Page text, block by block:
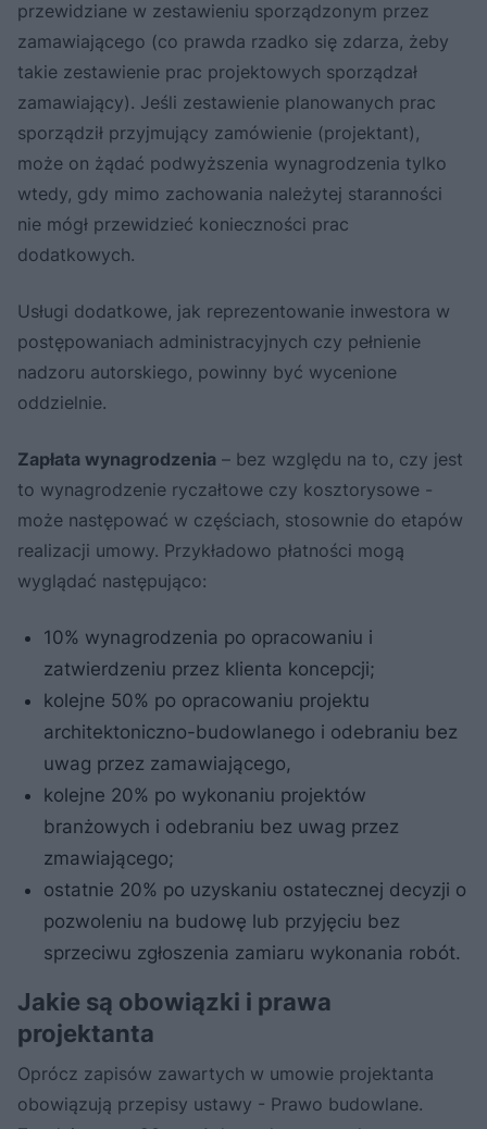
przewidziane w zestawieniu sporządzonym przez
zamawiającego (co prawda rzadko się zdarza, żeby
takie zestawienie prac projektowych sporządzał
zamawiający). Jeśli zestawienie planowanych prac
sporządził przyjmujący zamówienie (projektant),
może on żądać podwyższenia wynagrodzenia tylko
wtedy, gdy mimo zachowania należytej staranności
nie mógł przewidzieć konieczności prac
dodatkowych.
Usługi dodatkowe, jak reprezentowanie inwestora w
postępowaniach administracyjnych czy pełnienie
nadzoru autorskiego, powinny być wycenione
oddzielnie.
Zapłata wynagrodzenia – bez względu na to, czy jest
to wynagrodzenie ryczałtowe czy kosztorysowe -
może następować w częściach, stosownie do etapów
realizacji umowy. Przykładowo płatności mogą
wyglądać następująco:
10% wynagrodzenia po opracowaniu i
zatwierdzeniu przez klienta koncepcji;
kolejne 50% po opracowaniu projektu
architektoniczno-budowlanego i odebraniu bez
uwag przez zamawiającego,
kolejne 20% po wykonaniu projektów
branżowych i odebraniu bez uwag przez
zmawiającego;
ostatnie 20% po uzyskaniu ostatecznej decyzji o
pozwoleniu na budowę lub przyjęciu bez
sprzeciwu zgłoszenia zamiaru wykonania robót.
Jakie są obowiązki i prawa
projektanta
Oprócz zapisów zawartych w umowie projektanta
obowiązują przepisy ustawy - Prawo budowlane.